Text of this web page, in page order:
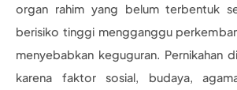
organ rahim yang belum terbentuk
berisiko tinggi mengganggu
menyebabkan keguguran. Pernikahan
karena faktor sosial, budaya,